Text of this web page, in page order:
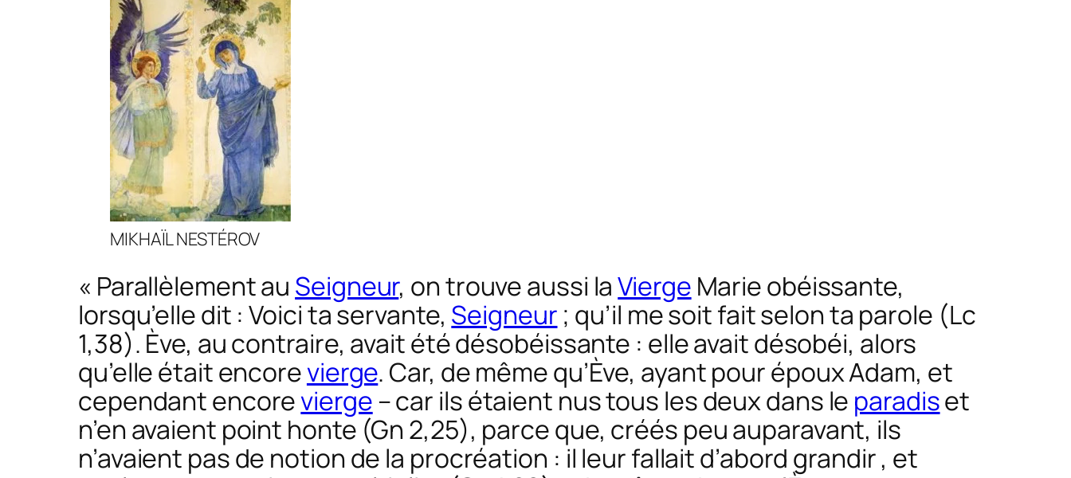
MIKHAÏL NESTÉROV
« Parallèlement au Seigneur, on trouve aussi laVierge Marie obéissante,
lorsqu’elle dit :Voici ta servante, Seigneur ; qu’il me soit fait selon ta parole (Lc
1,38). Ève, au contraire, avait été désobéissante : elle avait désobéi, alors
qu’elle était encorevierge. Car, de même qu’Ève, ayant pour époux Adam, et
cependant encorevierge – car ils étaient nus tous les deux dans le paradiset
n’en avaient point honte (Gn 2,25), parce que, créés peu auparavant, ils
n’avaient pas de notion de la procréation : il leur fallait d’abord grandir , et